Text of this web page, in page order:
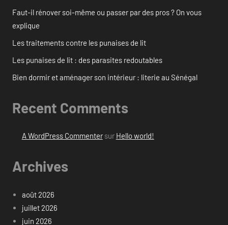
Faut-il rénover soi-même ou passer par des pros ? On vous
explique
Les traitements contre les punaises de lit
Les punaises de lit : des parasites redoutables
Bien dormir et aménager son intérieur : literie au Sénégal
Recent Comments
A WordPress Commentersur Hello world!
Archives
août 2026
juillet 2026
juin 2026